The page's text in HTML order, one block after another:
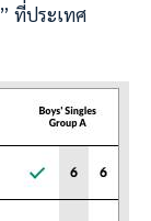
ที่ประเทศ